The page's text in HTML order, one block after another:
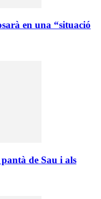
en una “situació
de Sau i als